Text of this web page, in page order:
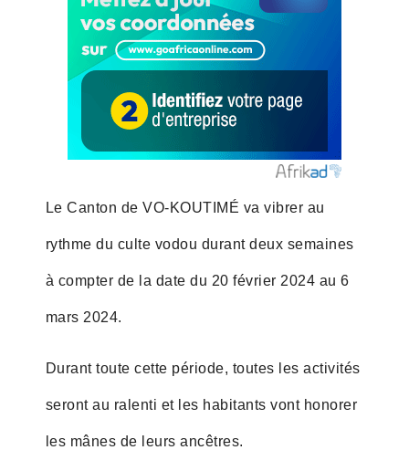
Le Canton de VO-KOUTIMÉ va vibrer au
rythme du culte vodou durant deux semaines
à compter de la date du 20 février 2024 au 6
mars 2024.
Durant toute cette période, toutes les activités
seront au ralenti et les habitants vont honorer
les mânes de leurs ancêtres.